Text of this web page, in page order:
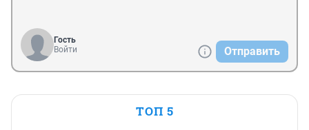
Гость
Войти
Отправить
ТОП 5